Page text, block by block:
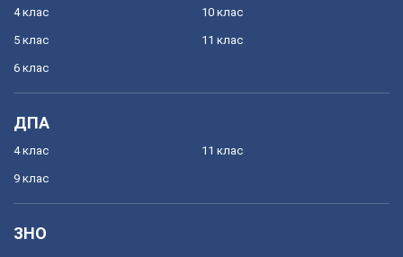
4 клас
5 клас
6 клас
10 клас
11 клас
ДПА
4 клас
9 клас
11 клас
ЗНО